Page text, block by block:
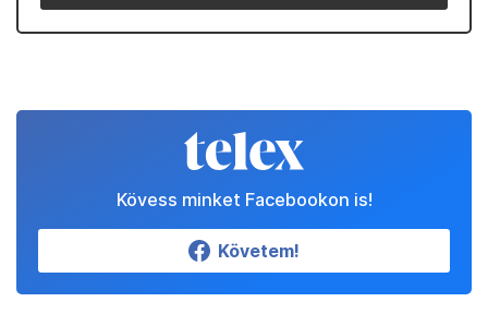
Kövess minket Facebookon is!
Követem!